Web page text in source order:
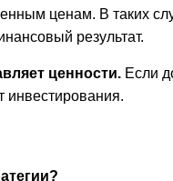
ценам. В таких
результат.
ценности. Если